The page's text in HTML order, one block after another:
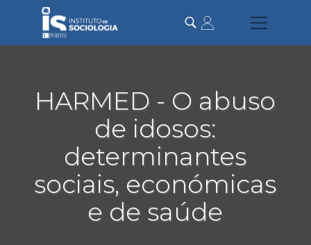
conteúdo
HARMED - O abuso
de idosos:
determinantes
sociais, económicas
e de saúde